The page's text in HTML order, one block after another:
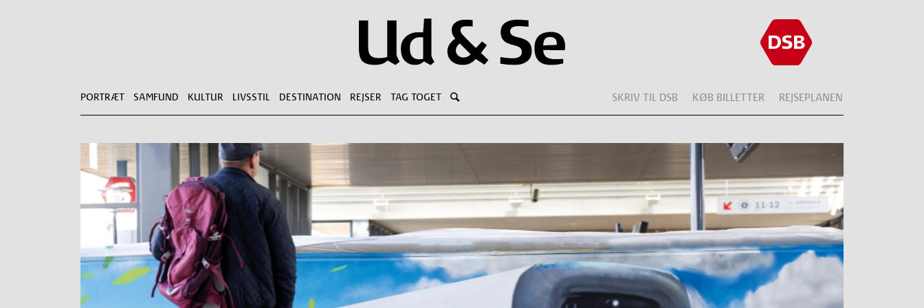
PORTRÆT SAMFUND KULTUR LIVSSTIL DESTINATION REJSER TAG TOGET SKRIV TIL DSB KØB BILLETTER REJSEPLANEN